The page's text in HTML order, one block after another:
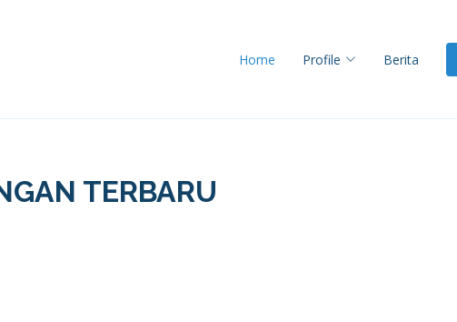
Home Profile Berita
TERBARU